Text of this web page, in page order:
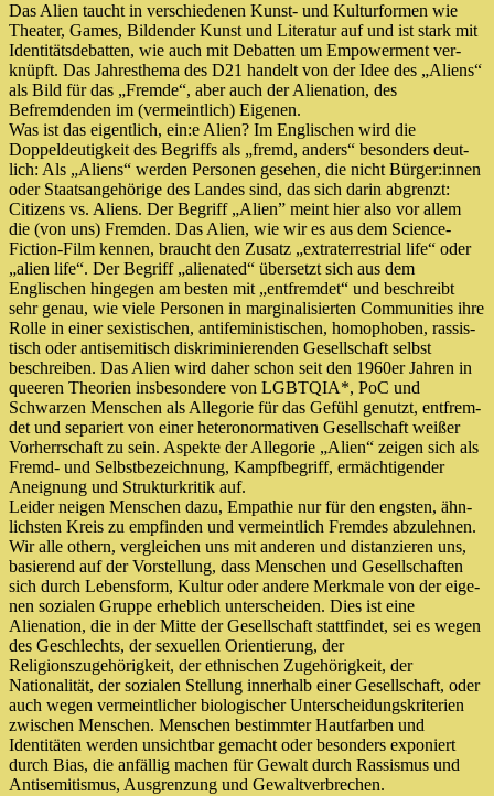
Das Alien taucht in ver­schie­de­nen Kunst- und Kulturformen wie
Theater, Games, Bildender Kunst und Literatur auf und ist stark mit
Identitätsdebatten, wie auch mit Debatten um Empowerment ver­
knüpft. Das Jahresthema des D21 han­delt von der Idee des „Aliens“
als Bild für das „Fremde“, aber auch der Alienation, des
Befremdenden im (ver­meint­lich) Eigenen.
Was ist das eigent­lich, ein:e Alien? Im Englischen wird die
Doppeldeutigkeit des Begriffs als „fremd, anders“ beson­ders deut­
lich: Als „Aliens“ wer­den Personen gese­hen, die nicht Bürger:innen
oder Staatsangehörige des Landes sind, das sich dar­in abgrenzt:
Citizens vs. Aliens. Der Begriff „Alien” meint hier also vor allem
die (von uns) Fremden. Das Alien, wie wir es aus dem Science-
Fiction-Film ken­nen, braucht den Zusatz „extra­ter­restri­al life“ oder
„ali­en life“. Der Begriff „ali­en­ated“ über­setzt sich aus dem
Englischen hin­ge­gen am bes­ten mit „ent­frem­det“ und beschreibt
sehr genau, wie vie­le Personen in mar­gi­na­li­sier­ten Communities ihre
Rolle in einer sexis­ti­schen, anti­fe­mi­nis­ti­schen, homo­pho­ben, ras­sis­
tisch oder anti­se­mi­tisch dis­kri­mi­nie­ren­den Gesellschaft selbst
beschrei­ben. Das Alien wird daher schon seit den 1960er Jahren in
quee­ren Theorien ins­be­son­de­re von LGBTQIA*, PoC und
Schwarzen Menschen als Allegorie für das Gefühl genutzt, ent­frem­
det und sepa­riert von einer hete­ro­nor­ma­ti­ven Gesellschaft wei­ßer
Vorherrschaft zu sein. Aspekte der Allegorie „Alien“ zei­gen sich als
Fremd- und Selbstbezeichnung, Kampfbegriff, ermäch­ti­gen­der
Aneignung und Strukturkritik auf.
Leider nei­gen Menschen dazu, Empathie nur für den engs­ten, ähn­
lichs­ten Kreis zu emp­fin­den und ver­meint­lich Fremdes abzu­leh­nen.
Wir alle othern, ver­glei­chen uns mit ande­ren und distan­zie­ren uns,
basie­rend auf der Vorstellung, dass Menschen und Gesellschaften
sich durch Lebensform, Kultur oder ande­re Merkmale von der eige­
nen sozia­len Gruppe erheb­lich unter­schei­den. Dies ist eine
Alienation, die in der Mitte der Gesellschaft statt­fin­det, sei es wegen
des Geschlechts, der sexu­el­len Orientierung, der
Religionszugehörigkeit, der eth­ni­schen Zugehörigkeit, der
Nationalität, der sozia­len Stellung inner­halb einer Gesellschaft, oder
auch wegen ver­meint­li­cher bio­lo­gi­scher Unterscheidungskriterien
zwi­schen Menschen. Menschen bestimm­ter Hautfarben und
Identitäten wer­den unsicht­bar gemacht oder beson­ders expo­niert
durch Bias, die anfäl­lig machen für Gewalt durch Rassismus und
Antisemitismus, Ausgrenzung und Gewaltverbrechen.